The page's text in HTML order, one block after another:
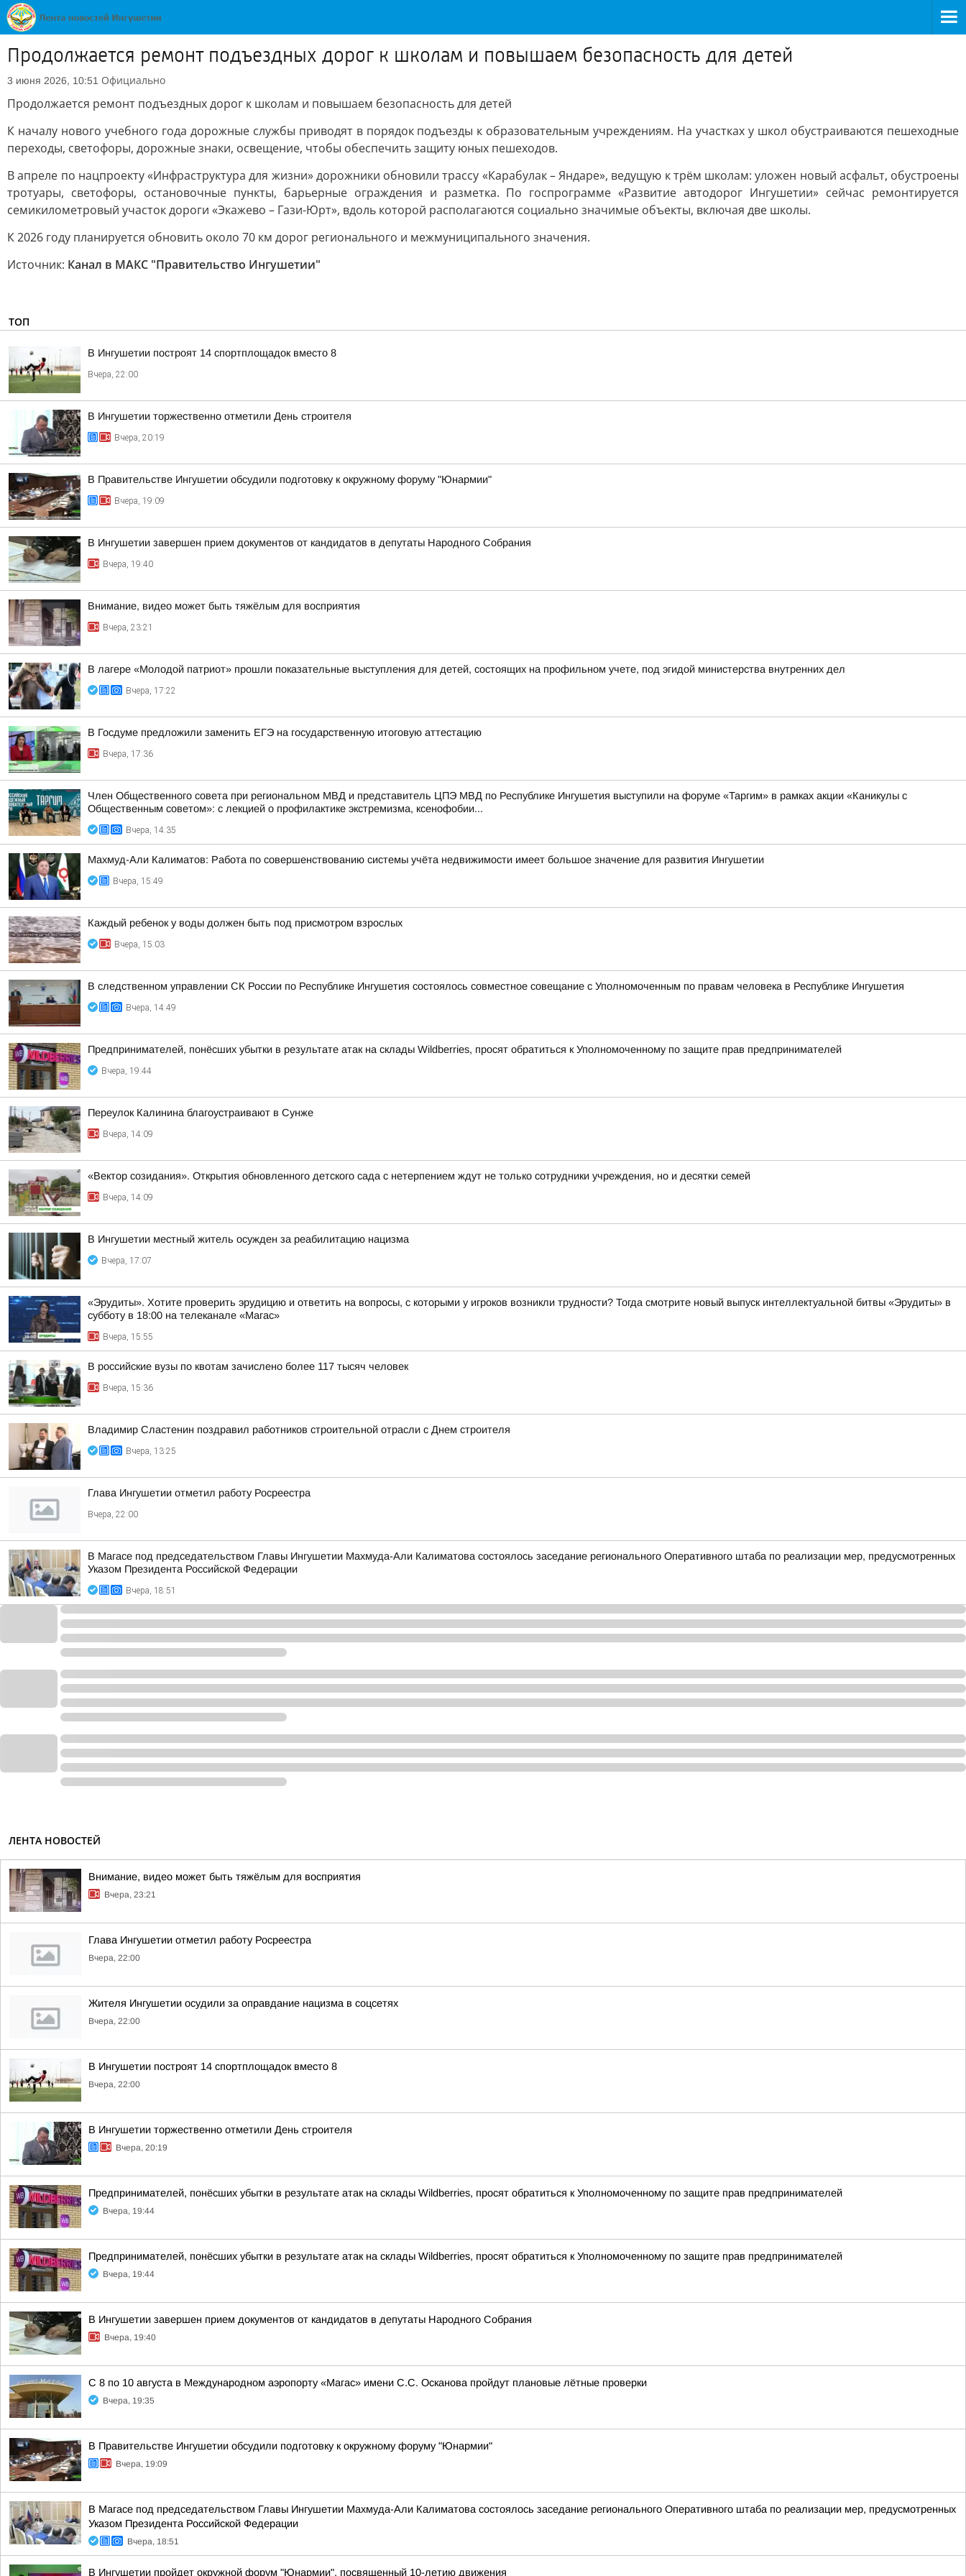
Продолжается ремонт подъездных дорог к школам и повышаем безопасность для детей
3 июня 2026, 10:51 Официально
Продолжается ремонт подъездных дорог к школам и повышаем безопасность для детей
К началу нового учебного года дорожные службы приводят в порядок подъезды к образовательным учреждениям. На участках у школ обустраиваются пешеходные
переходы, светофоры, дорожные знаки, освещение, чтобы обеспечить защиту юных пешеходов.
В апреле по нацпроекту «Инфраструктура для жизни» дорожники обновили трассу «Карабулак – Яндаре», ведущую к трём школам: уложен новый асфальт, обустроены
тротуары, светофоры, остановочные пункты, барьерные ограждения и разметка. По госпрограмме «Развитие автодорог Ингушетии» сейчас ремонтируется
семикилометровый участок дороги «Экажево – Гази-Юрт», вдоль которой располагаются социально значимые объекты, включая две школы.
К 2026 году планируется обновить около 70 км дорог регионального и межмуниципального значения.
Источник: Канал в МАКС "Правительство Ингушетии"
ТОП
В Ингушетии построят 14 спортплощадок вместо 8
Вчера, 22:00
В Ингушетии торжественно отметили День строителя
Вчера, 20:19
В Правительстве Ингушетии обсудили подготовку к окружному форуму "Юнармии"
Вчера, 19:09
В Ингушетии завершен прием документов от кандидатов в депутаты Народного Собрания
Вчера, 19:40
Внимание, видео может быть тяжёлым для восприятия
Вчера, 23:21
В лагере «Молодой патриот» прошли показательные выступления для детей, состоящих на профильном учете, под эгидой министерства внутренних дел
Вчера, 17:22
В Госдуме предложили заменить ЕГЭ на государственную итоговую аттестацию
Вчера, 17:36
Член Общественного совета при региональном МВД и представитель ЦПЭ МВД по Республике Ингушетия выступили на форуме «Таргим» в рамках акции «Каникулы с
Общественным советом»: с лекцией о профилактике экстремизма, ксенофобии...
Вчера, 14:35
Махмуд-Али Калиматов: Работа по совершенствованию системы учёта недвижимости имеет большое значение для развития Ингушетии
Вчера, 15:49
Каждый ребенок у воды должен быть под присмотром взрослых
Вчера, 15:03
В следственном управлении СК России по Республике Ингушетия состоялось совместное совещание с Уполномоченным по правам человека в Республике Ингушетия
Вчера, 14:49
Предпринимателей, понёсших убытки в результате атак на склады Wildberries, просят обратиться к Уполномоченному по защите прав предпринимателей
Вчера, 19:44
Переулок Калинина благоустраивают в Сунже
Вчера, 14:09
«Вектор созидания». Открытия обновленного детского сада с нетерпением ждут не только сотрудники учреждения, но и десятки семей
Вчера, 14:09
В Ингушетии местный житель осужден за реабилитацию нацизма
Вчера, 17:07
«Эрудиты». Хотите проверить эрудицию и ответить на вопросы, с которыми у игроков возникли трудности? Тогда смотрите новый выпуск интеллектуальной битвы «Эрудиты» в
субботу в 18:00 на телеканале «Магас»
Вчера, 15:55
В российские вузы по квотам зачислено более 117 тысяч человек
Вчера, 15:36
Владимир Сластенин поздравил работников строительной отрасли с Днем строителя
Вчера, 13:25
Глава Ингушетии отметил работу Росреестра
Вчера, 22:00
В Магасе под председательством Главы Ингушетии Махмуда-Али Калиматова состоялось заседание регионального Оперативного штаба по реализации мер, предусмотренных
Указом Президента Российской Федерации
Вчера, 18:51
ЛЕНТА НОВОСТЕЙ
Внимание, видео может быть тяжёлым для восприятия
Вчера, 23:21
Глава Ингушетии отметил работу Росреестра
Вчера, 22:00
Жителя Ингушетии осудили за оправдание нацизма в соцсетях
Вчера, 22:00
В Ингушетии построят 14 спортплощадок вместо 8
Вчера, 22:00
В Ингушетии торжественно отметили День строителя
Вчера, 20:19
Предпринимателей, понёсших убытки в результате атак на склады Wildberries, просят обратиться к Уполномоченному по защите прав предпринимателей
Вчера, 19:44
Предпринимателей, понёсших убытки в результате атак на склады Wildberries, просят обратиться к Уполномоченному по защите прав предпринимателей
Вчера, 19:44
В Ингушетии завершен прием документов от кандидатов в депутаты Народного Собрания
Вчера, 19:40
С 8 по 10 августа в Международном аэропорту «Магас» имени С.С. Осканова пройдут плановые лётные проверки
Вчера, 19:35
В Правительстве Ингушетии обсудили подготовку к окружному форуму "Юнармии"
Вчера, 19:09
В Магасе под председательством Главы Ингушетии Махмуда-Али Калиматова состоялось заседание регионального Оперативного штаба по реализации мер, предусмотренных
Указом Президента Российской Федерации
Вчера, 18:51
В Ингушетии пройдет окружной форум "Юнармии", посвященный 10-летию движения